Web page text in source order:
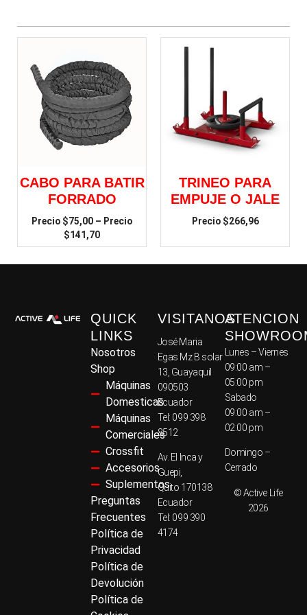
CABO PARA BATIR
FORRADO
$75,00 –
$141,70
TRINEO PARA
EMPUJE O JALE
$266,96
QUICK
LINKS
Nosotros
Shop
Máquinas
Domesticas
Máquinas
Comerciales
Crossfit
Accesorios
Suplementos
Preguntas
Frecuentes
Política de
Privacidad
Política de
Devolución
Política de
VISITANOS
José Maria
Egas Mz B solar
13, Guayaquil
090503
Ecuador
Tel: 099 398
8512
Av. El Inca y
Guepi,
Quito 170138
Ecuador
Tel: 099 390
4174
ATENCION
Lunes – Viernes
09:00 am –
05:00 pm
Sabado
09:00 am –
02:00 pm
Domingo –
Cerrado
© Active Life
2026